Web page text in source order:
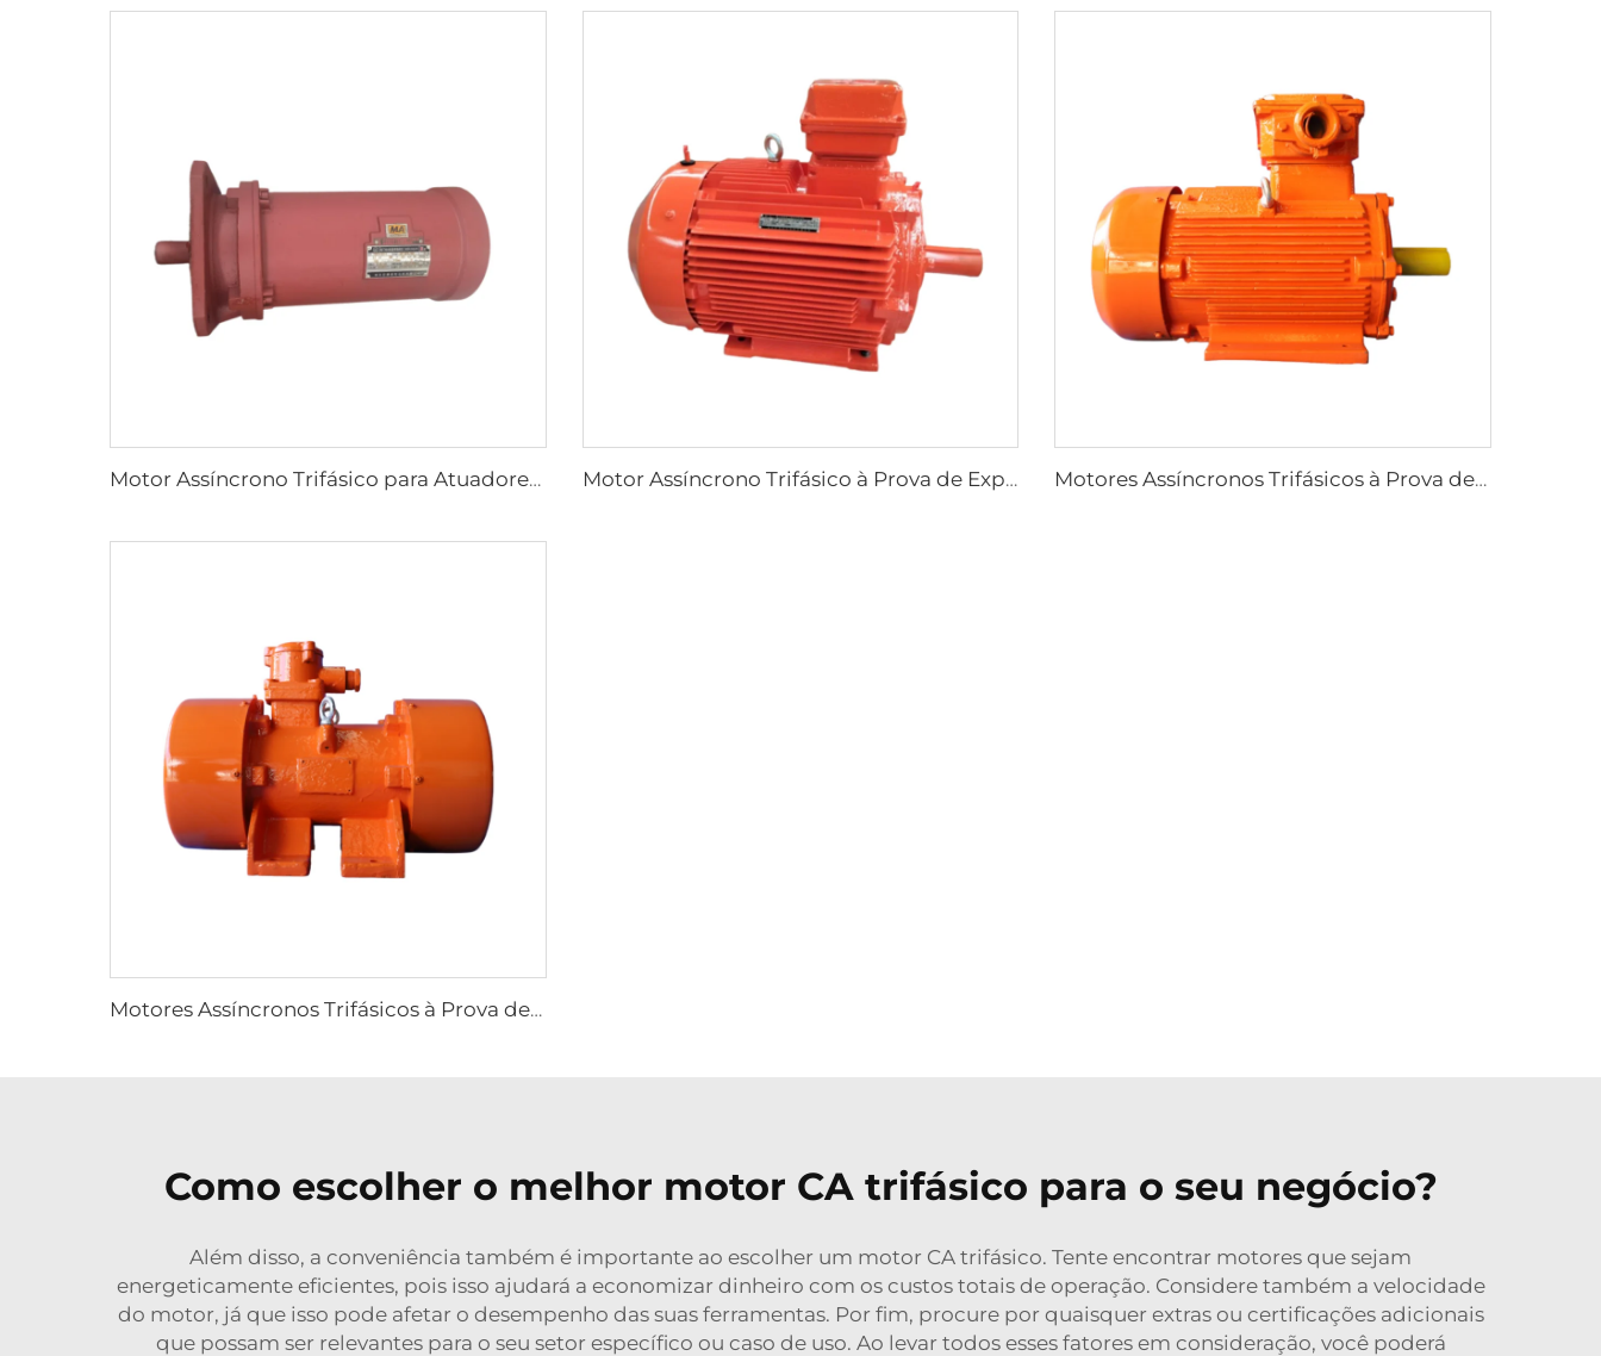
Motor Assíncrono Trifásico para Atuadores Elétricos de Válvulas Série YBDF2 Motor Assíncrono Trifásico à Prova de Explosão de Poeira de Baixa Tensão de Alta Eficiência Série YFB4 Motores Assíncronos Trifásicos à Prova de Explosão de Poeira Série YFB3
Motores Assíncronos Trifásicos à Prova de Explosão Série YBZU para Fontes de Vibração
Como escolher o melhor motor CA trifásico para o seu negócio?
Além disso, a conveniência também é importante ao escolher um motor CA trifásico. Tente encontrar motores que sejam
energeticamente eficientes, pois isso ajudará a economizar dinheiro com os custos totais de operação. Considere também a velocidade
do motor, já que isso pode afetar o desempenho das suas ferramentas. Por fim, procure por quaisquer extras ou certificações adicionais
que possam ser relevantes para o seu setor específico ou caso de uso. Ao levar todos esses fatores em consideração, você poderá